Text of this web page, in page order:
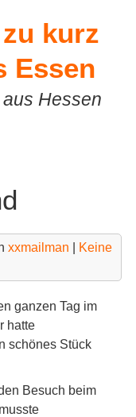
kurz
Essen
Hessen
xxmailman
Keine
ganzen Tag im
hatte
schönes Stück
Besuch beim